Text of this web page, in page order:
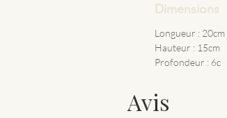
Dimensions
Longueur : 20cm
Hauteur : 15cm
Profondeur : 6c
Avis